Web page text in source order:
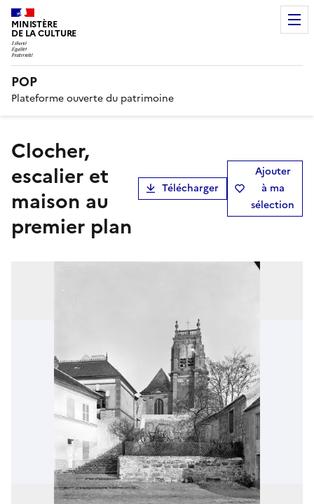
MINISTÈRE
DE LA CULTURE
POP
Plateforme ouverte du patrimoine
Clocher,
escalier et
maison au
premier plan
Télécharger
Ajouter
à ma
sélection